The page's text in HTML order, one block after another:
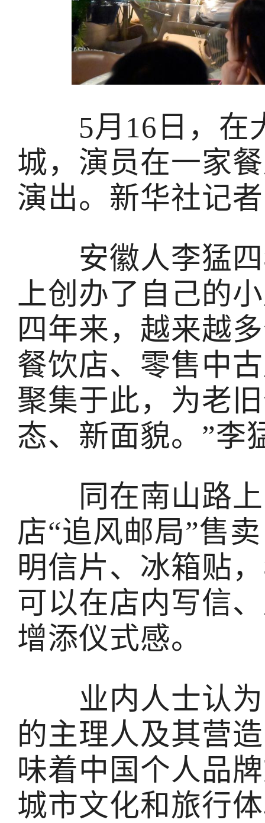
5月16日，在
城，演员在一家
演出。新华社记
安徽人李猛四
上创办了自己的
四年来，越来越
餐饮店、零售中
聚集于此，为老
态、新面貌。”李
同在南山路上
店“追风邮局”售
明信片、冰箱贴
可以在店内写信
增添仪式感。
业内人士认为
的主理人及其营
味着中国个人品
城市文化和旅行